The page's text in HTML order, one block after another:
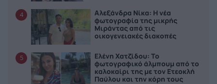
4
Αλεξάνδρα Νίκα: Η νέα
φωτογραφία της μικρής
Μιράντας από τις
οικογενειακές διακοπές
5
Ελένη Χατζίδου: Το
φωτογραφικό άλμπουμ από το
καλοκαίρι της με τον Ετεοκλή
Παύλου και την κόρη τους